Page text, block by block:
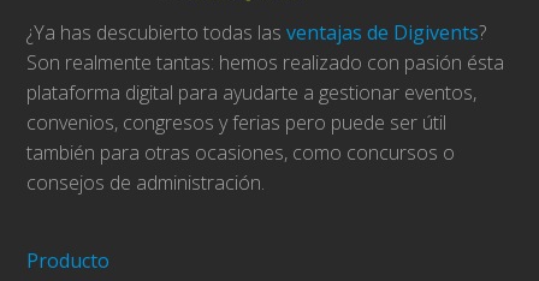
¿Ya has descubierto todas lasventajas de Digivents?
Son realmente tantas: hemos realizado con pasión ésta
plataforma digital para ayudarte a gestionar eventos,
convenios, congresos y ferias pero puede ser útil
también para otras ocasiones, como concursos o
consejos de administración.
Producto